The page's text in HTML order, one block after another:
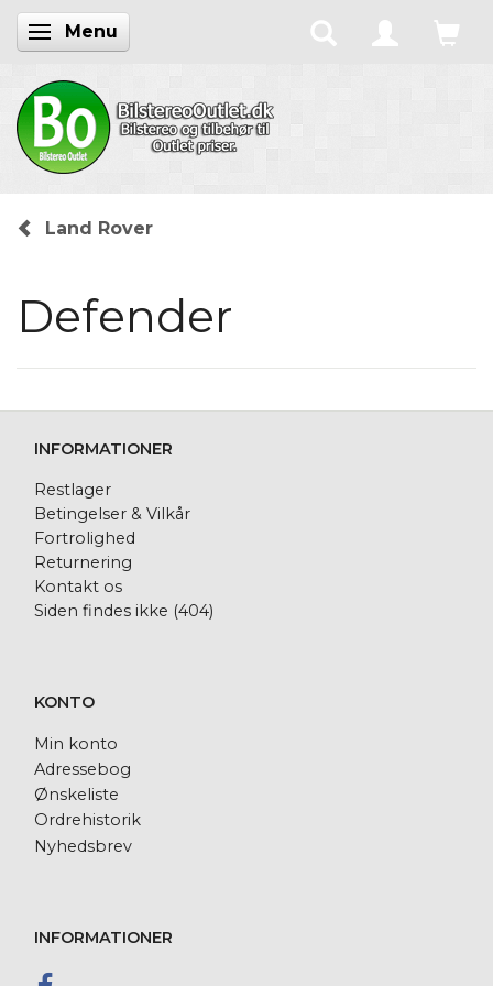
Skifte navigation
Menu
Land Rover
Defender
INFORMATIONER
Restlager
Betingelser & Vilkår
Fortrolighed
Returnering
Kontakt os
Siden findes ikke (404)
KONTO
Min konto
Adressebog
Ønskeliste
Ordrehistorik
Nyhedsbrev
INFORMATIONER